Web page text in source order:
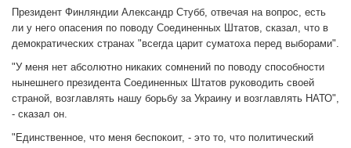
Президент Финляндии Александр Стубб, отвечая на вопрос, есть
ли у него опасения по поводу Соединенных Штатов, сказал, что в
демократических странах "всегда царит суматоха перед выборами".
"У меня нет абсолютно никаких сомнений по поводу способности
нынешнего президента Соединенных Штатов руководить своей
страной, возглавлять нашу борьбу за Украину и возглавлять НАТО",
- сказал он.
"Единственное, что меня беспокоит, - это то, что политический